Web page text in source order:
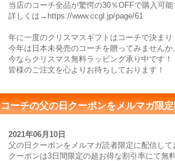
当店のコーチ全品が驚愕の30％OFFで購入可能
詳しくは→https://www.ccgl.jp/page/61
年に一度のクリスマスギフトはコーチで決まり
今年は日本未発売のコーチを贈ってみませんか
今ならクリスマス無料ラッピング承り中です！
皆様のご注文を心よりお待ちしております！
コーチの父の日クーポンをメルマガ限
2021年06月10日
父の日クーポンをメルマガ読者限定に配信して
クーポンは3日間限定の超お得な割引率にて無